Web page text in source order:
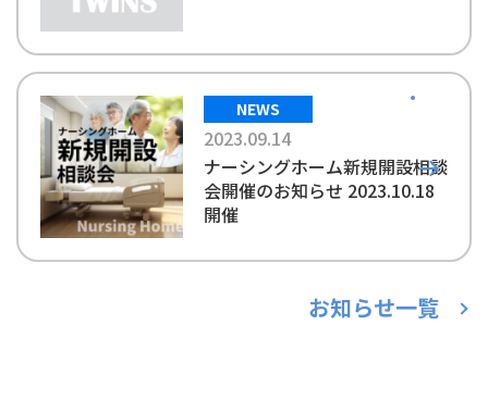
NEWS
2023.09.14
ナーシングホーム新規開設相談
会開催のお知らせ 2023.10.18
開催
お知らせ一覧